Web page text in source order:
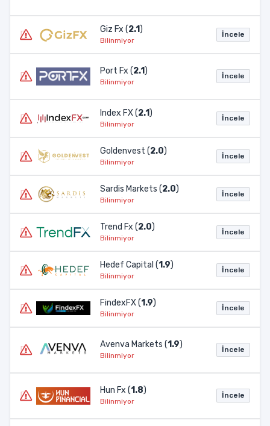
Giz Fx (2.1)
Bilinmiyor
İncele
Port Fx (2.1)
Bilinmiyor
İncele
Index FX (2.1)
Bilinmiyor
İncele
Goldenvest (2.0)
Bilinmiyor
İncele
Sardis Markets (2.0)
Bilinmiyor
İncele
Trend Fx (2.0)
Bilinmiyor
İncele
Hedef Capital (1.9)
Bilinmiyor
İncele
FindexFX (1.9)
Bilinmiyor
İncele
Avenva Markets (1.9)
Bilinmiyor
İncele
Hun Fx (1.8)
Bilinmiyor
İncele